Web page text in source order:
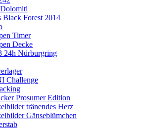
Forest 2014
Timer
Decke
24h Nürburgring
Challenge
Prosumer Edition
tränendes Herz
Gänseblümchen